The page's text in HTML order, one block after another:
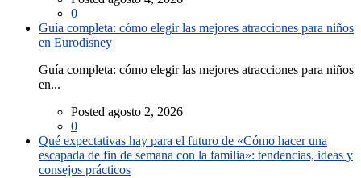
0
Guía completa: cómo elegir las mejores atracciones para niños
en Eurodisney
Guía completa: cómo elegir las mejores atracciones para niños
en...
Posted agosto 2, 2026
0
Qué expectativas hay para el futuro de «Cómo hacer una
escapada de fin de semana con la familia»: tendencias, ideas y
consejos prácticos